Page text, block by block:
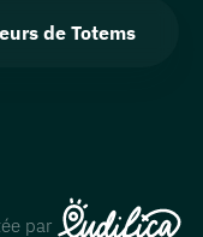
de Totems
par